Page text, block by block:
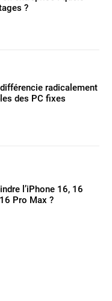
?
différencie radicalement
des PC fixes
l’iPhone 16, 16
Pro Max ?